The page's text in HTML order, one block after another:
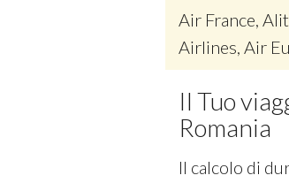
Air France,
Airlines, Air
Il Tuo
Romania
Il calcolo di